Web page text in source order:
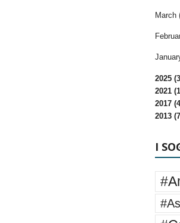
March
2025
2021
2017
2013
I